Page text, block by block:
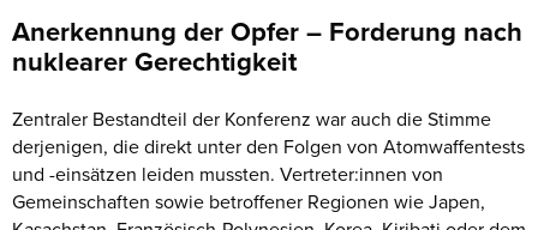
Anerkennung der Opfer – Forderung nach
nuklearer Gerechtigkeit
Zentraler Bestandteil der Konferenz war auch die Stimme
derjenigen, die direkt unter den Folgen von Atomwaffentests
und -einsätzen leiden mussten. Vertreter:innen von
Gemeinschaften sowie betroffener Regionen wie Japen,